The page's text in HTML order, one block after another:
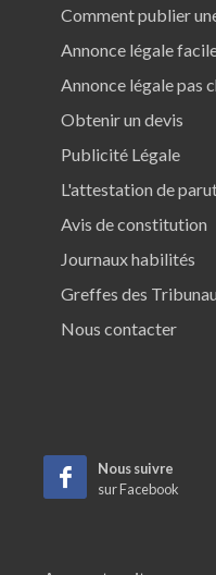
Comment publier
Annonce légale
Annonce légale pas
Obtenir un devis
Publicité Légale
L'attestation de
Avis de constitution
Journaux habilités
Greffes des
Nous contacter
Nous suivre
sur Facebook